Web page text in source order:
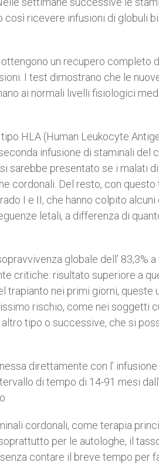
ricevere infusioni di globuli
un recupero completo
I test dimostrano che le
ai normali livelli fisiologici
HLA (Human Leukocyte
infusione di staminali del
sarebbe presentato se i malati
cordonali. Del resto, con questo
I e II, che hanno colpito alcuni
letali, a differenza di
globale dell’ 83,3% a
critiche: risultato superiore a
trapianto nei primi giorni, queste
rischio, come nei soggetti
tipo o successive, che si
direttamente con l’ infusione
di tempo di 14-91 mesi
cordonali, come terapia
per le autologhe, il
contare il breve tempo per